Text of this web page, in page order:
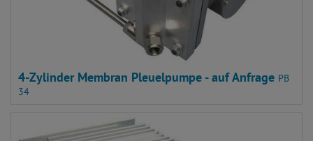
4-Zylinder Membran Pleuelpumpe - auf Anfrage PB
34